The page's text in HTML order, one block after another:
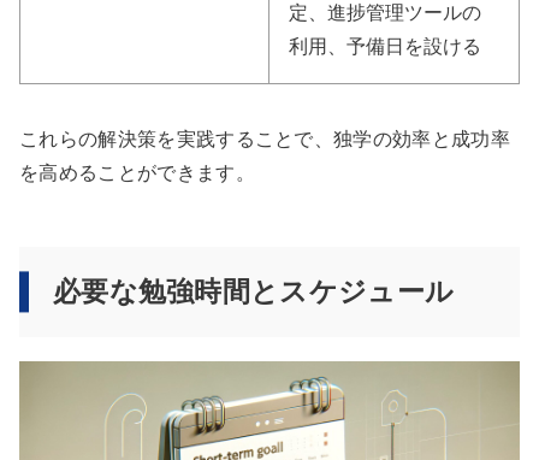
定、進捗管理ツールの
利用、予備日を設ける
これらの解決策を実践することで、独学の効率と成功率
を高めることができます。
必要な勉強時間とスケジュール